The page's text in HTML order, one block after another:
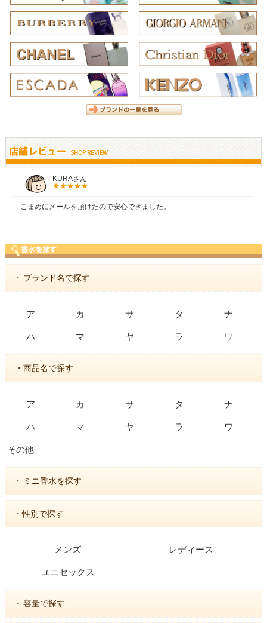
KURAさん
こまめにメールを頂けたので安心できました。
・ ブランド名で探す
ア カ サ タ ナ
ハ マ ヤ ラ ワ
・商品名で探す
ア カ サ タ ナ
ハ マ ヤ ラ ワ
その他
・ ミニ香水を探す
・性別で探す
メンズ レディース
ユニセックス
・ 容量で探す